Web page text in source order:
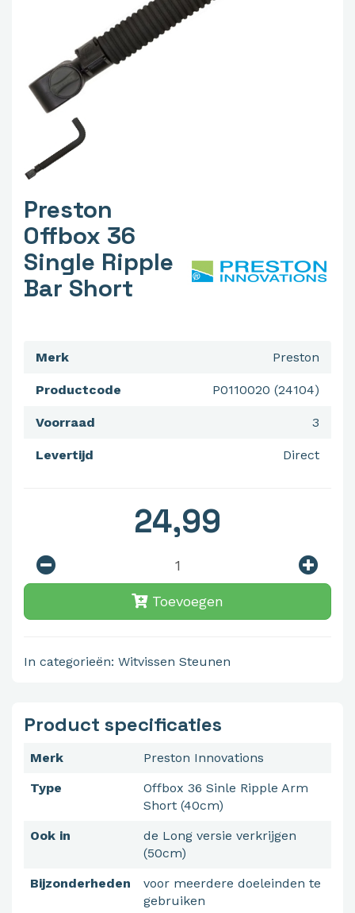
Preston
Offbox 36
Single Ripple
Bar Short
Preston
Merk
P0110020 (24104)
Productcode
3
Voorraad
Direct
Levertijd
24,99
Toevoegen
In categorieën: Witvissen Steunen
Product specificaties
Merk
Preston Innovations
Type
Offbox 36 Sinle Ripple Arm
Short (40cm)
Ook in
de Long versie verkrijgen
(50cm)
Bijzonderheden
voor meerdere doeleinden te
gebruiken